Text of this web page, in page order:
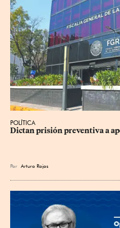
POLÍTICA
Dictan prisión preventiva a
Por Arturo Rojas